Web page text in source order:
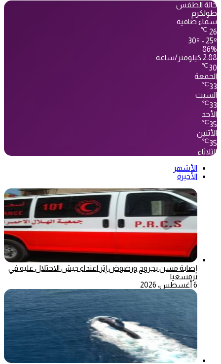
حالة الطقس
طولكرم
سماء صافية
26
℃
30º - 25º
86%
2.88 كيلومتر/ساعة
30
℃
الجمعة
33
℃
السبت
33
℃
الأحد
35
℃
الأثنين
35
℃
الثلاثاء
الأشهر
الأخيرة
إصابة مسن بجروح ورضوض إثر اعتداء جيش الاحتلال عليه في
ترمسعيا
6 أغسطس، 2026